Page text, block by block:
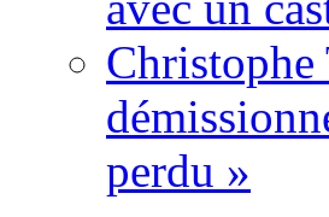
Christophe
perdu »